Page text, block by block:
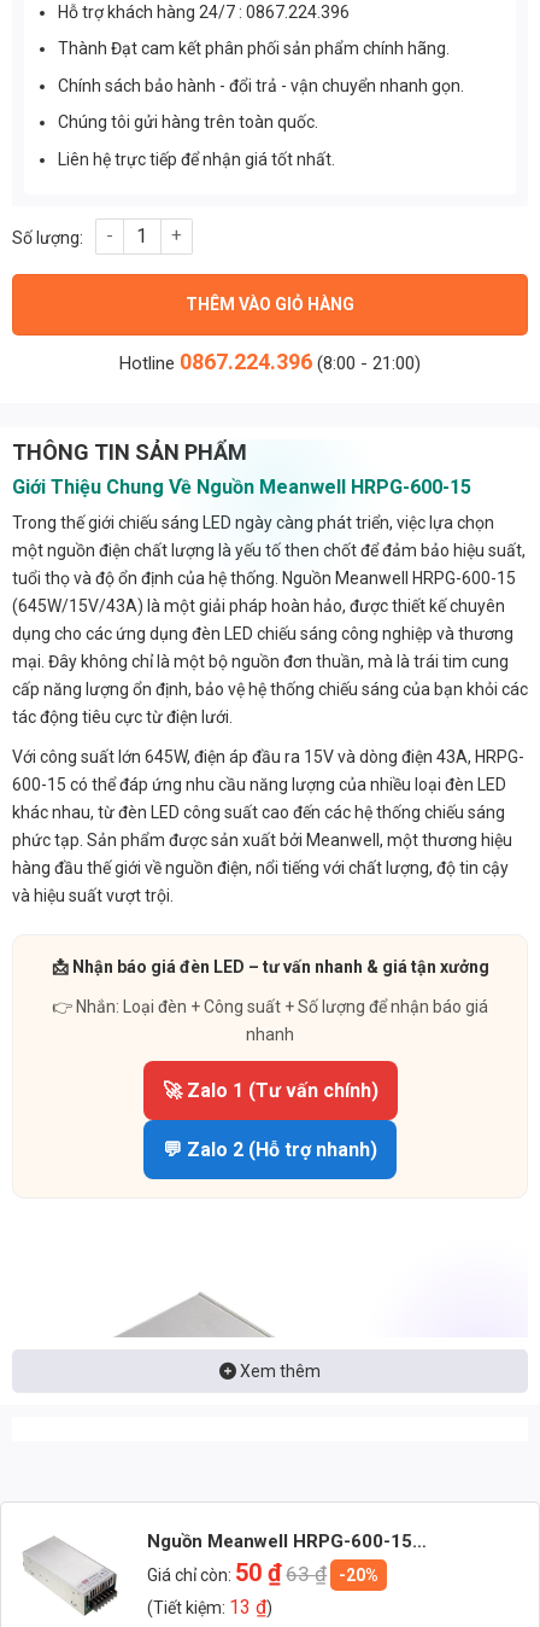
Hỗ trợ khách hàng 24/7 : 0867.224.396
Thành Đạt cam kết phân phối sản phẩm chính hãng.
Chính sách bảo hành - đổi trả - vận chuyển nhanh gọn.
Chúng tôi gửi hàng trên toàn quốc.
Liên hệ trực tiếp để nhận giá tốt nhất.
Nguồn Meanwell HRPG-600-15 (645W/15V/43A) số lượng
THÊM VÀO GIỎ HÀNG
Hotline 0867.224.396 (8:00 - 21:00)
THÔNG TIN SẢN PHẨM
Giới Thiệu Chung Về Nguồn Meanwell HRPG-600-15
Trong thế giới chiếu sáng LED ngày càng phát triển, việc lựa chọn
một nguồn điện chất lượng là yếu tố then chốt để đảm bảo hiệu suất,
tuổi thọ và độ ổn định của hệ thống. Nguồn Meanwell HRPG-600-15
(645W/15V/43A) là một giải pháp hoàn hảo, được thiết kế chuyên
dụng cho các ứng dụng đèn LED chiếu sáng công nghiệp và thương
mại. Đây không chỉ là một bộ nguồn đơn thuần, mà là trái tim cung
cấp năng lượng ổn định, bảo vệ hệ thống chiếu sáng của bạn khỏi các
tác động tiêu cực từ điện lưới.
Với công suất lớn 645W, điện áp đầu ra 15V và dòng điện 43A, HRPG-
600-15 có thể đáp ứng nhu cầu năng lượng của nhiều loại đèn LED
khác nhau, từ đèn LED công suất cao đến các hệ thống chiếu sáng
phức tạp. Sản phẩm được sản xuất bởi Meanwell, một thương hiệu
hàng đầu thế giới về nguồn điện, nổi tiếng với chất lượng, độ tin cậy
và hiệu suất vượt trội.
📩 Nhận báo giá đèn LED – tư vấn nhanh & giá tận xưởng
👉 Nhắn: Loại đèn + Công suất + Số lượng để nhận báo giá
nhanh
🚀 Zalo 1 (Tư vấn chính)
💬 Zalo 2 (Hỗ trợ nhanh)
Xem thêm
Nguồn Meanwell HRPG-600-15
(645W/15V/43A)
Giá chỉ còn: 50₫63₫
-20%
(Tiết kiệm: 13₫)